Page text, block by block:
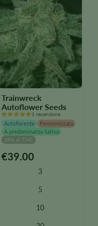
pagina
del
prodotto
Trainwreck
Autoflower Seeds
1 recensione
Autofiorente
Femminizzata
A predominanza Sativa
18% di THC
€39.00
3
5
10
Questo